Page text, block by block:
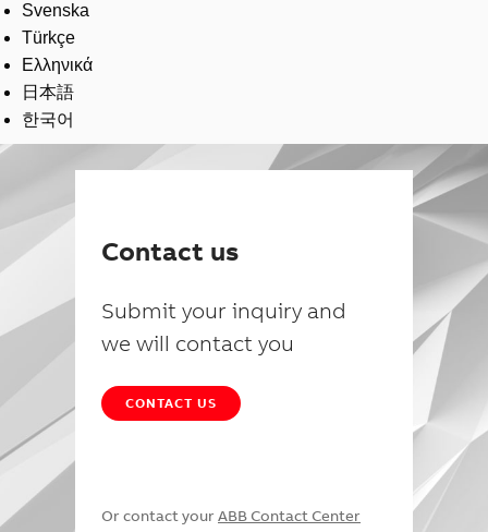
Svenska
Türkçe
Ελληνικά
日本語
한국어
Contact us
Submit your inquiry and
we will contact you
CONTACT US
Or contact your ABB Contact Center